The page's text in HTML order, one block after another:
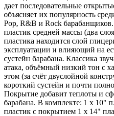
дает последовательные
объясняет их популярность
Pop, R&B и Rock
пластик средней массы (два
пластика находится слой
эксплуатации и влияющий на
сустейн барабана. Классика
атака, объёмный низкий тон с
этом (за счёт двуслойной
короткий сустейн и почти
Покрытие добавит теплоты и
барабана. В комплекте: 1 x 10"
пластик с покрытием 1 x 14"